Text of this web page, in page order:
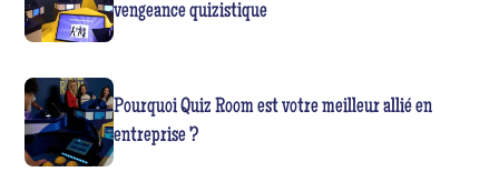
vengeance quizistique
Pourquoi Quiz Room est votre meilleur allié en
entreprise ?